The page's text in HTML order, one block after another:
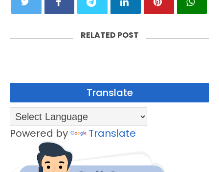
RELATED POST
Translate
Powered by Translate